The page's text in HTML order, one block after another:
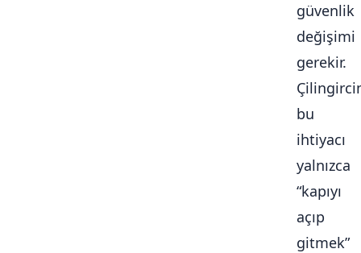
güvenlik
değişimi
gerekir.
bu
ihtiyacı
yalnızca
“kapıyı
açıp
gitmek”